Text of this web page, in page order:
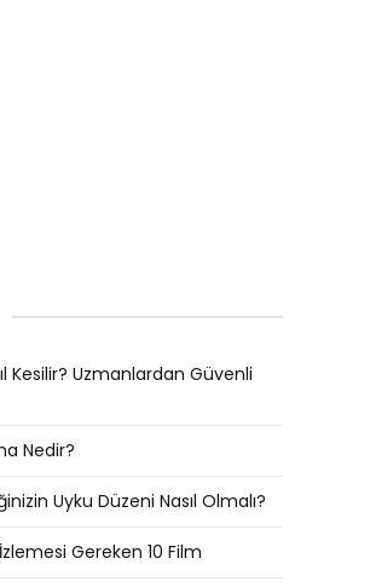
Kesilir? Uzmanlardan Güvenli
Nedir?
Uyku Düzeni Nasıl Olmalı?
Gereken 10 Film